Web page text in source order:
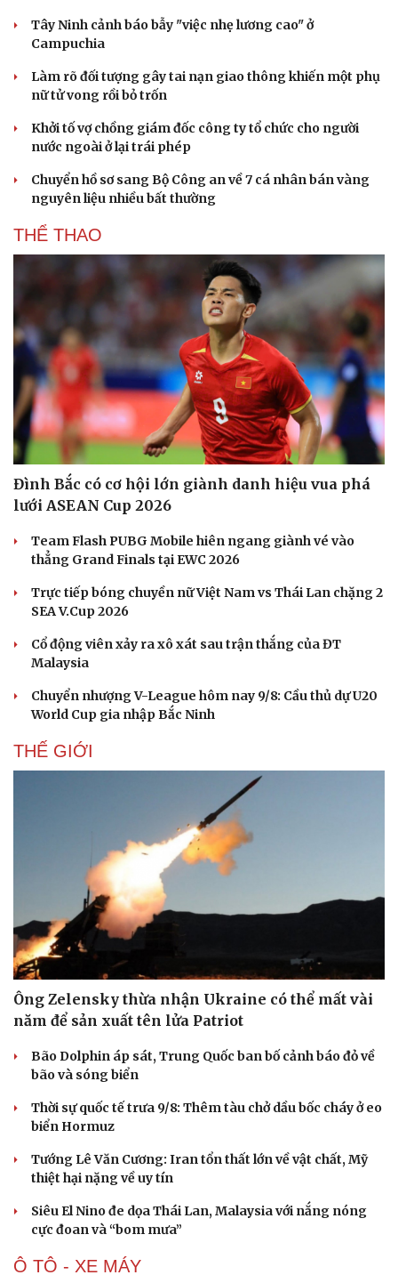
Văn hóa
Văn học
Âm nhạc
Giải trí
Sao Việt
Tây Ninh cảnh báo bẫy "việc nhẹ lương cao" ở
Campuchia
Làm rõ đối tượng gây tai nạn giao thông khiến một phụ
nữ tử vong rồi bỏ trốn
Khởi tố vợ chồng giám đốc công ty tổ chức cho người
nước ngoài ở lại trái phép
Chuyển hồ sơ sang Bộ Công an về 7 cá nhân bán vàng
nguyên liệu nhiều bất thường
THỂ THAO
Đình Bắc có cơ hội lớn giành danh hiệu vua phá
lưới ASEAN Cup 2026
Team Flash PUBG Mobile hiên ngang giành vé vào
thẳng Grand Finals tại EWC 2026
Trực tiếp bóng chuyền nữ Việt Nam vs Thái Lan chặng 2
SEA V.Cup 2026
Cổ động viên xảy ra xô xát sau trận thắng của ĐT
Malaysia
Chuyển nhượng V-League hôm nay 9/8: Cầu thủ dự U20
World Cup gia nhập Bắc Ninh
THẾ GIỚI
Ông Zelensky thừa nhận Ukraine có thể mất vài
năm để sản xuất tên lửa Patriot
Bão Dolphin áp sát, Trung Quốc ban bố cảnh báo đỏ về
bão và sóng biển
Thời sự quốc tế trưa 9/8: Thêm tàu chở dầu bốc cháy ở eo
biển Hormuz
Tướng Lê Văn Cương: Iran tổn thất lớn về vật chất, Mỹ
thiệt hại nặng về uy tín
Siêu El Nino đe dọa Thái Lan, Malaysia với nắng nóng
cực đoan và “bom mưa”
Ô TÔ - XE MÁY